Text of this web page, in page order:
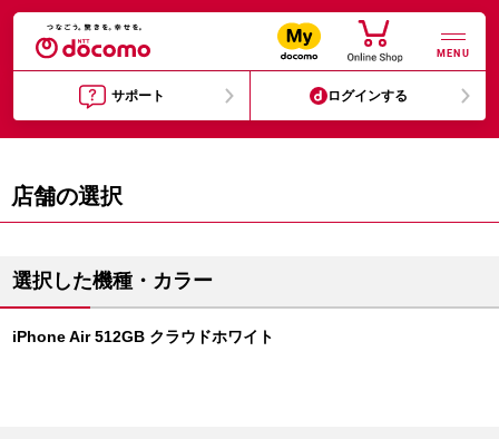
MENU
サポート ログインする
店舗の選択
選択した機種・カラー
iPhone Air 512GB クラウドホワイト